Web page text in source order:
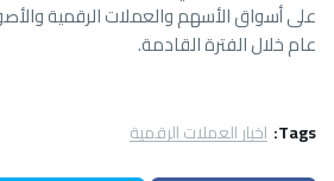
على أسواق الأسهم والعملات الرقمية
عام خلال الفترة القادمة.
Tags: اخبار العملات الرقمية